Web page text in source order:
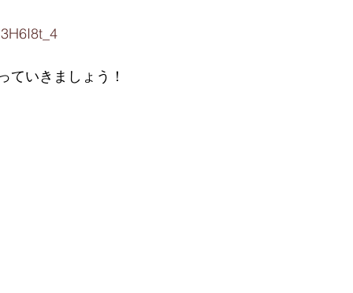
ていきましょう！